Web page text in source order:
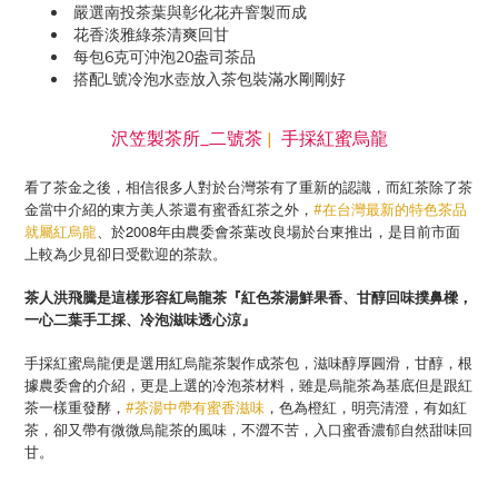
嚴選南投茶葉與彰化花卉窨製而成
花香淡雅綠茶清爽回甘
每包6克可沖泡20盎司茶品
搭配L號冷泡水壺放入茶包裝滿水剛剛好
沢笠製茶所_二號茶| 手採紅蜜烏龍
看了茶金之後，相信很多人對於台灣茶有了重新的認識，而紅茶除了茶
金當中介紹的東方美人茶還有蜜香紅茶之外， #在台灣最新的特色茶品
就屬紅烏龍 、於2008年由農委會茶葉改良場於台東推出，是目前市面
上較為少見卻日受歡迎的茶款。
茶人洪飛騰是這樣形容紅烏龍茶『紅色茶湯鮮果香、甘醇回味撲鼻樑，
一心二葉手工採、冷泡滋味透心涼』
手採紅蜜烏龍便是選用紅烏龍茶製作成茶包，滋味醇厚圓滑，甘醇，根
據農委會的介紹，更是上選的冷泡茶材料，雖是烏龍茶為基底但是跟紅
茶一樣重發酵， #茶湯中帶有蜜香滋味 ，色為橙紅，明亮清澄，有如紅
茶，卻又帶有微微烏龍茶的風味，不澀不苦，入口蜜香濃郁自然甜味回
甘。